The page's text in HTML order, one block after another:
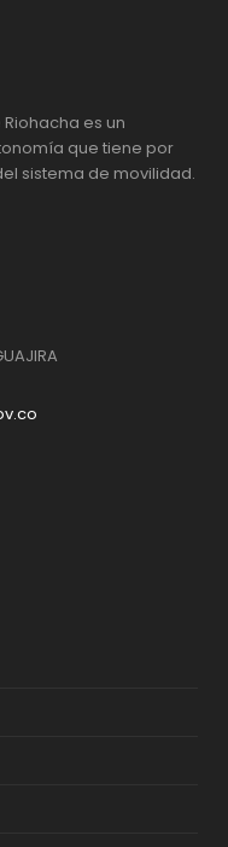
es un
que tiene por
sistema de movilidad.